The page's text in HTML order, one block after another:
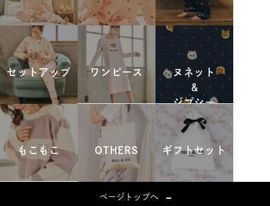
セットアップ ワンピース
ヌネット
&
ジプシー
もこもこ OTHERS ギフトセット
ページトップへ